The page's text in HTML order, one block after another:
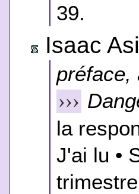
39.
Isaac
préface,
›››
la
J'ai lu •